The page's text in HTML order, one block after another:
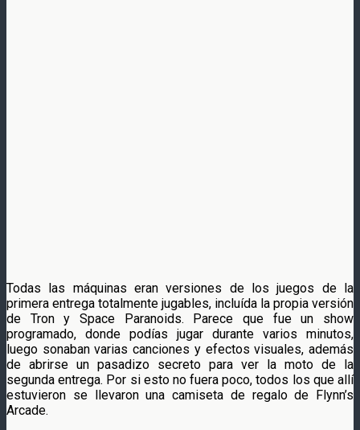
Todas las máquinas eran versiones de los juegos de la
primera entrega totalmente jugables, incluída la propia versión
de Tron y Space Paranoids. Parece que fue un show
programado, donde podías jugar durante varios minutos,
luego sonaban varias canciones y efectos visuales, además
de abrirse un pasadizo secreto para ver la moto de la
segunda entrega. Por si esto no fuera poco, todos los que allí
estuvieron se llevaron una camiseta de regalo de Flynn’s
Arcade.